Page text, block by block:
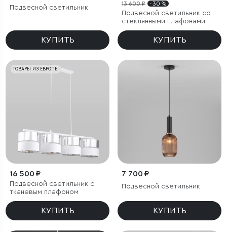
Подвесной светильник
КУПИТЬ
13 600 ₽ - 30 %
Подвесной светильник со
стеклянными плафонами
КУПИТЬ
ТОВАРЫ ИЗ ЕВРОПЫ
16 500 ₽
Подвесной светильник с
тканевым плафоном
КУПИТЬ
7 700 ₽
Подвесной светильник
КУПИТЬ